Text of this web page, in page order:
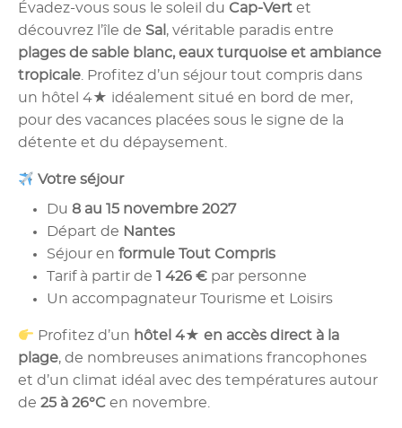
Évadez-vous sous le soleil du Cap-Vert et
découvrez l’île de Sal , véritable paradis entre
plages de sable blanc, eaux turquoise et ambiance
tropicale. Profitez d’un séjour tout compris dans
un hôtel 4★ idéalement situé en bord de mer,
pour des vacances placées sous le signe de la
détente et du dépaysement.
Votre séjour
Du 8 au 15 novembre 2027
Départ de Nantes
Séjour en formule Tout Compris
Tarif à partir de 1 426 € par personne
Un accompagnateur Tourisme et Loisirs
Profitez d’un hôtel 4★ en accès direct à la
plage, de nombreuses animations francophones
et d’un climat idéal avec des températures autour
de 25 à 26°C en novembre.